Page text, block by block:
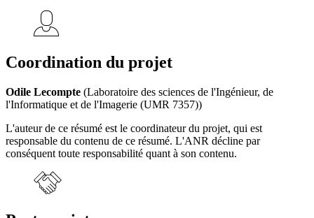
Coordination du projet
Odile Lecompte (Laboratoire des sciences de l'Ingénieur, de
l'Informatique et de l'Imagerie (UMR 7357))
L'auteur de ce résumé est le coordinateur du projet, qui est
responsable du contenu de ce résumé. L'ANR décline par
conséquent toute responsabilité quant à son contenu.